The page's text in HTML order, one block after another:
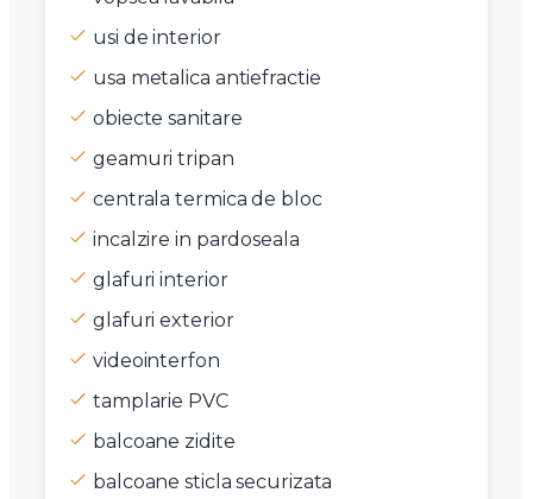
usi de interior
usa metalica antiefractie
obiecte sanitare
geamuri tripan
centrala termica de bloc
incalzire in pardoseala
glafuri interior
glafuri exterior
videointerfon
tamplarie PVC
balcoane zidite
balcoane sticla securizata